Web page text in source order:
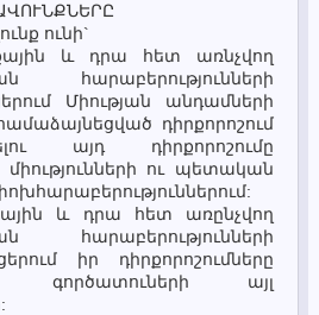
ունի`
և դրա հետ առնչվող
հարաբերությունների
Միության անդամների
դիրքորոշում
այդ դիրքորոշումը
ու պետական
և դրա հետ առընչվող
հարաբերությունների
իր դիրքորոշումները
գործատուների այլ